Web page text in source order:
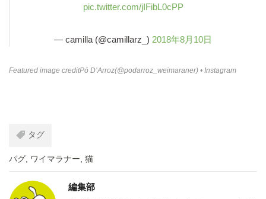
pic.twitter.com/jIFibL0cPP
— camilla (@camillarz_) 2018年8月10日
Featured image creditPó D’Arroz(@podarroz_weimaraner) • Instagram
タグ
パグ ワイマラナー 猫
編集部